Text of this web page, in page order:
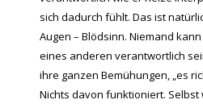
sich dadurch fühlt. Das ist
Augen – Blödsinn. Niemand
eines anderen verantwortlich
ihre ganzen Bemühungen, „es
Nichts davon funktioniert. Selbst